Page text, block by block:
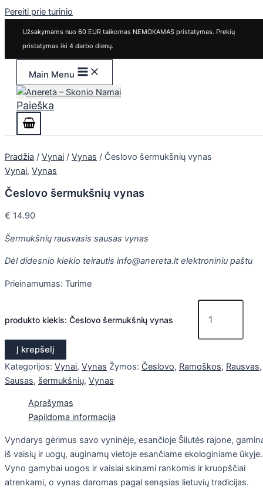
Pereiti prie turinio
Užsakymams nuo 60 EUR taikomas NEMOKAMAS pristatymas. Prekių
pristatymas iki 4 darbo dienų.
Main Menu
Paieška
Pradžia / Vynai / Vynas / Česlovo šermukšnių vynas
Vynai, Vynas
Česlovo šermukšnių vynas
€ 14.90
Šermukšnių rausvasis sausas vynas
Dėl didesnio kiekio teirautis info@anereta.lt elektroniniu paštu
Prieinamumas: Turime
produkto kiekis: Česlovo šermukšnių vynas
Į krepšelį
Kategorijos: Vynai, Vynas Žymos: Česlovo, Ramoškos, Rausvas,
Sausas, šermukšnių, Vynas
Aprašymas
Papildoma informacija
Vyndarys gėrimus savo vyninėje, esančioje Šilutės rajone,
iš vaisių ir uogų, auginamų vietoje esančiame ekologiniame ūkyje.
Vyno gamybai uogos ir vaisiai skinami rankomis ir kruopščiai
atrenkami, o vynas daromas pagal senąsias lietuvių tradicijas.